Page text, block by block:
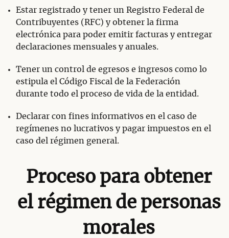
Estar registrado y tener un Registro Federal de
Contribuyentes (RFC) y obtener la firma
electrónica para poder emitir facturas y entregar
declaraciones mensuales y anuales.
Tener un control de egresos e ingresos como lo
estipula el Código Fiscal de la Federación
durante todo el proceso de vida de la entidad.
Declarar con fines informativos en el caso de
regímenes no lucrativos y pagar impuestos en el
caso del régimen general.
Proceso para obtener
el régimen de personas
morales